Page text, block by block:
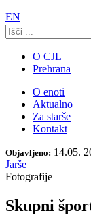
EN
Išči:
O CJL
Prehrana
O enoti
Aktualno
Za starše
Kontakt
Objavljeno: 14.05.
Jarše
Fotografije
Skupni